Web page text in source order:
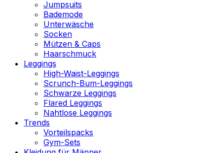
Jumpsuits
Bademode
Unterwäsche
Socken
Mützen & Caps
Haarschmuck
Leggings
High-Waist-Leggings
Scrunch-Bum-Leggings
Schwarze Leggings
Flared Leggings
Nahtlose Leggings
Trends
Vorteilspacks
Gym-Sets